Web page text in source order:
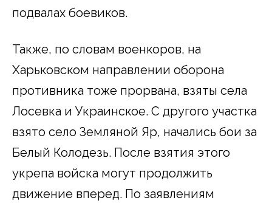
подвалах боевиков.
Также, по словам военкоров, на
Харьковском направлении оборона
противника тоже прорвана, взяты села
Лосевка и Украинское. С другого участка
взято село Земляной Яр, начались бои за
Белый Колодезь. После взятия этого
укрепа войска могут продолжить
движение вперед. По заявлениям